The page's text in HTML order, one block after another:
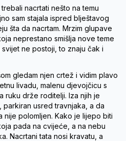
nacrtati nešto na temu
sam stajala ispred blještavog
šta da nacrtam. Mrzim glupave
neprestano smišlja nove teme
svijet ne postoji, to znaju čak i
gledam njen crtež i vidim plavo
livadu, malenu djevojčicu s
ruku drže roditelji. Iza njih je
usred travnjaka, a da
nije polomljen. Kako je lijepo biti
pada na cvijeće, a na nebu
Nacrtani tata nosi kravatu, a